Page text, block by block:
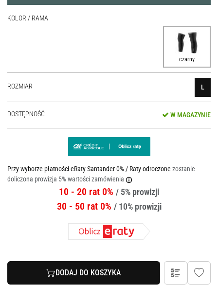
KOLOR / RAMA
czarny
ROZMIAR L
DOSTĘPNOŚĆ W MAGAZYNIE
Przy wyborze płatności eRaty Santander 0% / Raty odroczone zostanie
doliczona prowizja 5% wartości zamówienia
10 - 20 rat 0% / 5% prowizji
30 - 50 rat 0% / 10% prowizji
DODAJ DO KOSZYKA